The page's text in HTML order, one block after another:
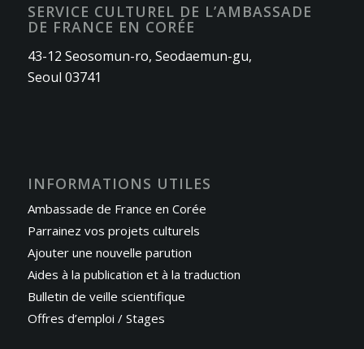
SERVICE CULTUREL DE L’AMBASSADE
DE FRANCE EN CORÉE
43-12 Seosomun-ro, Seodaemun-gu,
Seoul 03741
INFORMATIONS UTILES
Ambassade de France en Corée
Parrainez vos projets culturels
Ajouter une nouvelle parution
Aides à la publication et à la traduction
Bulletin de veille scientifique
Offres d’emploi / Stages